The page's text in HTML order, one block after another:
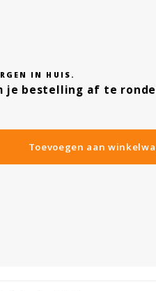
IN HUIS.
je bestelling af te
Toevoegen aan